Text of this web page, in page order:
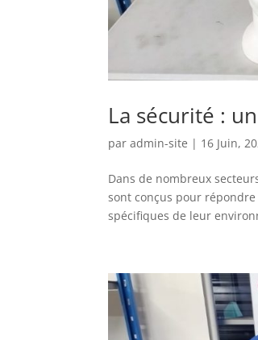
La sécurité :
paradmin-site | 16 Juin,
Dans de nombreux
sont conçus pour
spécifiques de leur